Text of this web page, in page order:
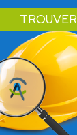
TROUVER